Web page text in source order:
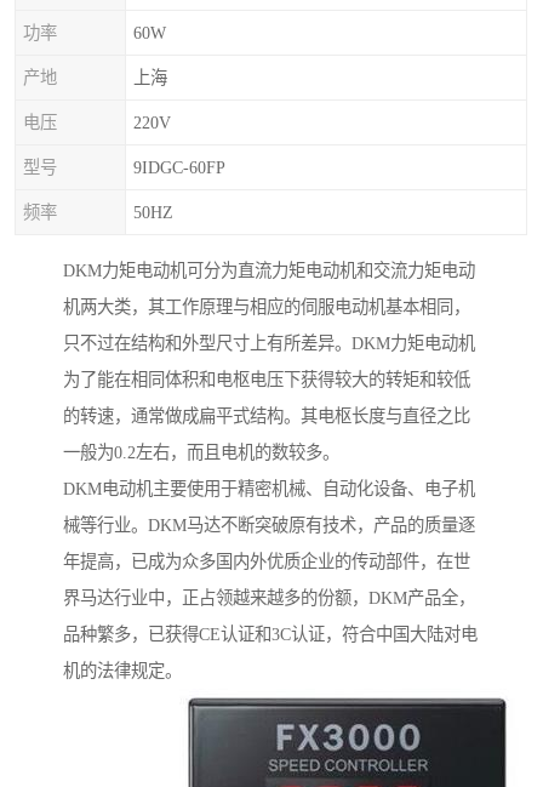
功率 60W
产地 上海
电压 220V
型号 9IDGC-60FP
频率 50HZ
DKM力矩电动机可分为直流力矩电动机和交流力矩电动
机两大类，其工作原理与相应的伺服电动机基本相同，
只不过在结构和外型尺寸上有所差异。DKM力矩电动机
为了能在相同体积和电枢电压下获得较大的转矩和较低
的转速，通常做成扁平式结构。其电枢长度与直径之比
一般为0.2左右，而且电机的数较多。
DKM电动机主要使用于精密机械、自动化设备、电子机
械等行业。DKM马达不断突破原有技术，产品的质量逐
年提高，已成为众多国内外优质企业的传动部件，在世
界马达行业中，正占领越来越多的份额，DKM产品全，
品种繁多，已获得CE认证和3C认证，符合中国大陆对电
机的法律规定。